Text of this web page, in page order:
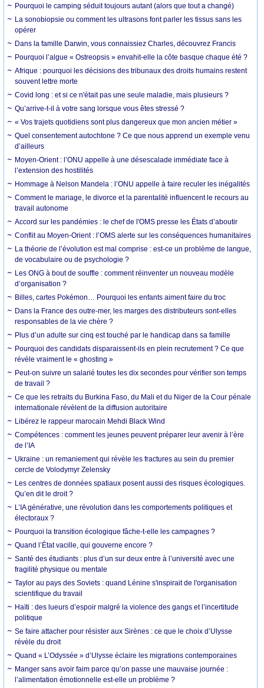
Pourquoi le camping séduit toujours autant (alors que tout a changé)
La sonobiopsie ou comment les ultrasons font parler les tissus sans les
opérer
Dans la famille Darwin, vous connaissiez Charles, découvrez Francis
Pourquoi l’algue « Ostreopsis » envahit-elle la côte basque chaque été ?
Afrique : pourquoi les décisions des tribunaux des droits humains restent
souvent lettre morte
Covid long : et si ce n'était pas une seule maladie, mais plusieurs ?
Qu’arrive-t-il à votre sang lorsque vous êtes stressé ?
« Vos trajets quotidiens sont plus dangereux que mon ancien métier »
Quel consentement autochtone ? Ce que nous apprend un exemple venu
d’ailleurs
Moyen-Orient : l’ONU appelle à une désescalade immédiate face à
l’extension des hostilités
Hommage à Nelson Mandela : l’ONU appelle à faire reculer les inégalités
Comment le mariage, le divorce et la parentalité influencent le recours au
travail autonome
Accord sur les pandémies : le chef de l'OMS presse les États d’aboutir
Conflit au Moyen-Orient : l’OMS alerte sur les conséquences humanitaires
La théorie de l’évolution est mal comprise : est-ce un problème de langue,
de vocabulaire ou de psychologie ?
Les ONG à bout de souffle : comment réinventer un nouveau modèle
d’organisation ?
Billes, cartes Pokémon… Pourquoi les enfants aiment faire du troc
Dans la France des outre-mer, les marges des distributeurs sont-elles
responsables de la vie chère ?
Plus d’un adulte sur cinq est touché par le handicap dans sa famille
Pourquoi des candidats disparaissent-ils en plein recrutement ? Ce que
révèle vraiment le « ghosting »
Peut-on suivre un salarié toutes les dix secondes pour vérifier son temps
de travail ?
Ce que les retraits du Burkina Faso, du Mali et du Niger de la Cour pénale
internationale révèlent de la diffusion autoritaire
Libérez le rappeur marocain Mehdi Black Wind
Compétences : comment les jeunes peuvent préparer leur avenir à l’ère
de l’IA
Ukraine : un remaniement qui révèle les fractures au sein du premier
cercle de Volodymyr Zelensky
Les centres de données spatiaux posent aussi des risques écologiques.
Qu’en dit le droit ?
L’IA générative, une révolution dans les comportements politiques et
électoraux ?
Pourquoi la transition écologique fâche-t-elle les campagnes ?
Quand l’État vacille, qui gouverne encore ?
Santé des étudiants : plus d’un sur deux entre à l’université avec une
fragilité physique ou mentale
Taylor au pays des Soviets : quand Lénine s'inspirait de l'organisation
scientifique du travail
Haïti : des lueurs d’espoir malgré la violence des gangs et l’incertitude
politique
Se faire attacher pour résister aux Sirènes : ce que le choix d’Ulysse
révèle du droit
Quand « L’Odyssée » d’Ulysse éclaire les migrations contemporaines
Manger sans avoir faim parce qu’on passe une mauvaise journée :
l’alimentation émotionnelle est-elle un problème ?